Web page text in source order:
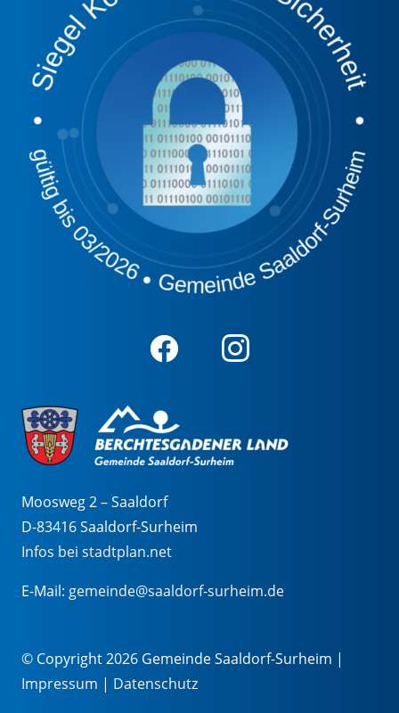
Moosweg 2 – Saaldorf
D-83416 Saaldorf-Surheim
Infos bei stadtplan.net
E-Mail: gemeinde@saaldorf-surheim.de
© Copyright 2026 Gemeinde Saaldorf-Surheim |
Impressum | Datenschutz